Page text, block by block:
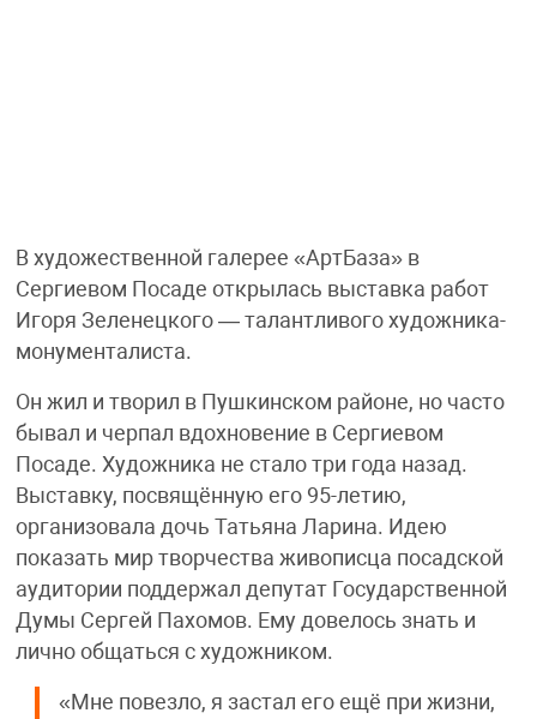
В художественной галерее «АртБаза» в
Сергиевом Посаде открылась выставка работ
Игоря Зеленецкого — талантливого художника-
монументалиста.
Он жил и творил в Пушкинском районе, но часто
бывал и черпал вдохновение в Сергиевом
Посаде. Художника не стало три года назад.
Выставку, посвящённую его 95-летию,
организовала дочь Татьяна Ларина. Идею
показать мир творчества живописца посадской
аудитории поддержал депутат Государственной
Думы Сергей Пахомов. Ему довелось знать и
лично общаться с художником.
«Мне повезло, я застал его ещё при жизни,